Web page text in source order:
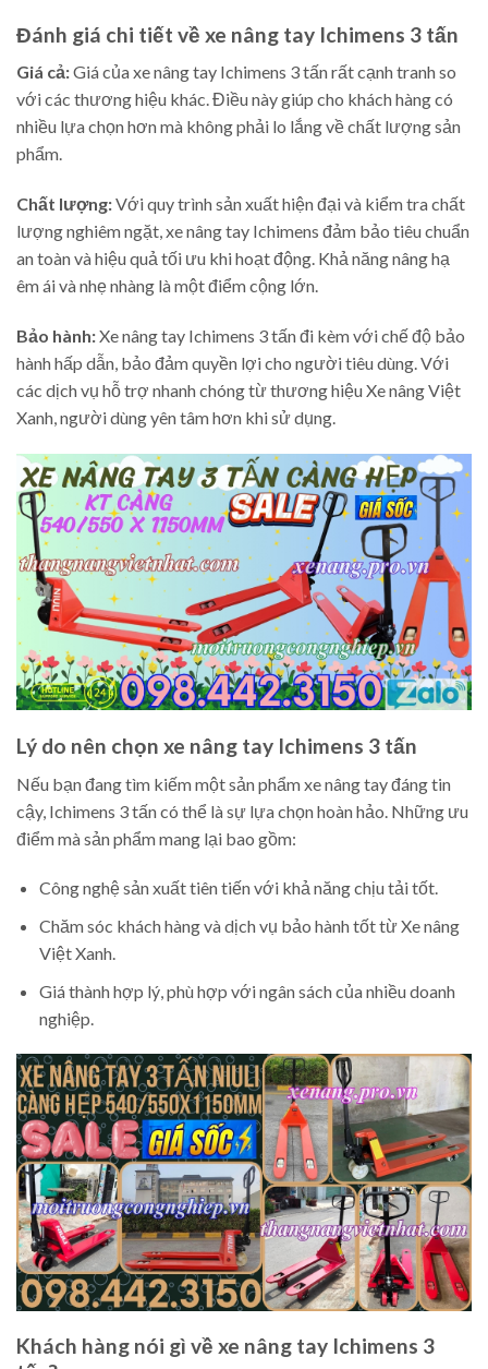
Đánh giá chi tiết về xe nâng tay Ichimens 3 tấn
Giá cả:Giá của xe nâng tay Ichimens 3 tấn rất cạnh tranh so
với các thương hiệu khác. Điều này giúp cho khách hàng có
nhiều lựa chọn hơn mà không phải lo lắng về chất lượng sản
phẩm.
Chất lượng:Với quy trình sản xuất hiện đại và kiểm tra chất
lượng nghiêm ngặt, xe nâng tay Ichimens đảm bảo tiêu chuẩn
an toàn và hiệu quả tối ưu khi hoạt động. Khả năng nâng hạ
êm ái và nhẹ nhàng là một điểm cộng lớn.
Bảo hành:Xe nâng tay Ichimens 3 tấn đi kèm với chế độ bảo
hành hấp dẫn, bảo đảm quyền lợi cho người tiêu dùng. Với
các dịch vụ hỗ trợ nhanh chóng từ thương hiệu Xe nâng Việt
Xanh, người dùng yên tâm hơn khi sử dụng.
Lý do nên chọn xe nâng tay Ichimens 3 tấn
Nếu bạn đang tìm kiếm một sản phẩm xe nâng tay đáng tin
cậy, Ichimens 3 tấn có thể là sự lựa chọn hoàn hảo. Những ưu
điểm mà sản phẩm mang lại bao gồm:
Công nghệ sản xuất tiên tiến với khả năng chịu tải tốt.
Chăm sóc khách hàng và dịch vụ bảo hành tốt từ Xe nâng
Việt Xanh.
Giá thành hợp lý, phù hợp với ngân sách của nhiều doanh
nghiệp.
Khách hàng nói gì về xe nâng tay Ichimens 3